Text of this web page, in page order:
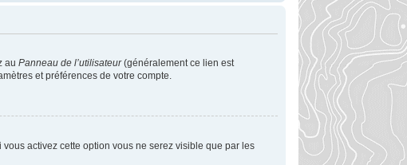
au Panneau de l’utilisateur(généralement ce lien est
et préférences de votre compte.
vous activez cette option vous ne serez visible que par les